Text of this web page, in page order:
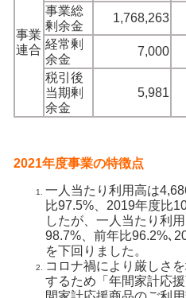
事業
連合
事業総
剰余金
1,768,263
経常剰
余金
7,000
税引後
当期剰
余金
5,981
2021年度事業の特徴点
一人当たり利用高は
比97.5%、2019年度比
したが、一人当たり利
98.7%、前年比96.2%､
を下回りました。
コロナ禍により厳しさ
するため「年間家計応